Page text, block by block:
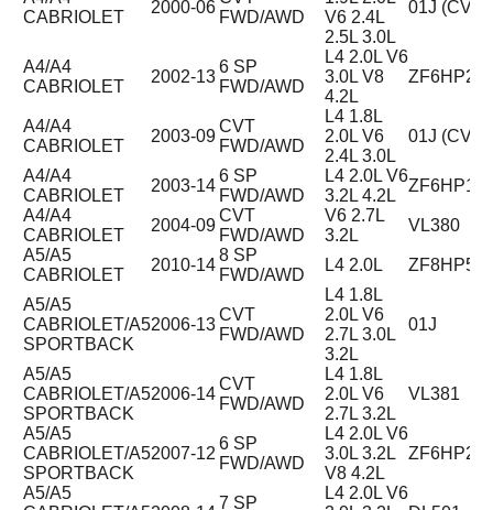
CABRIOLET
2000-06
FWD/AWD
V6 2.4L
2.5L 3.0L
01J (CVT)
A4/A4
CABRIOLET
2002-13
6 SP
FWD/AWD
L4 2.0L V6
3.0L V8
4.2L
A4/A4
CABRIOLET
2003-09
CVT
FWD/AWD
L4 1.8L
2.0L V6
2.4L 3.0L
01J (CVT)
A4/A4
CABRIOLET
2003-14
6 SP
FWD/AWD
L4 2.0L V6
3.2L 4.2L
A4/A4
CABRIOLET
2004-09
CVT
FWD/AWD
V6 2.7L
3.2L
VL380
A5/A5
CABRIOLET
2010-14
8 SP
FWD/AWD
L4 2.0L
A5/A5
CABRIOLET/A5
SPORTBACK
2006-13
CVT
FWD/AWD
L4 1.8L
2.0L V6
2.7L 3.0L
3.2L
01J
A5/A5
CABRIOLET/A5
SPORTBACK
2006-14
CVT
FWD/AWD
L4 1.8L
2.0L V6
2.7L 3.2L
VL381
A5/A5
CABRIOLET/A5
SPORTBACK
2007-12
6 SP
FWD/AWD
L4 2.0L V6
3.0L 3.2L
V8 4.2L
A5/A5
7 SP
L4 2.0L V6